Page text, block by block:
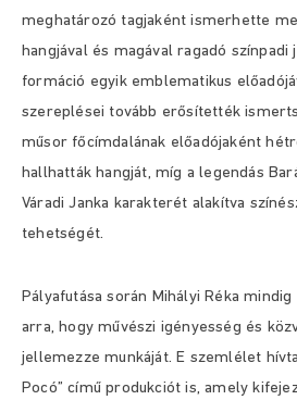
meghatározó tagjaként ismerhette
hangjával és magával ragadó
formáció egyik emblematikus
szereplései tovább erősítették
műsor főcímdalának előadójaként
hallhatták hangját, míg a legendás
Váradi Janka karakterét alakítva
tehetségét.
Pályafutása során Mihályi Réka
arra, hogy művészi igényesség és
jellemezze munkáját. E szemlélet
Pocó” című produkciót is, amely